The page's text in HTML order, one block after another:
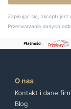
Zapisując się, akceptujesz
Przetwarzanie danych
O nas
Kontakt i dane
Blog